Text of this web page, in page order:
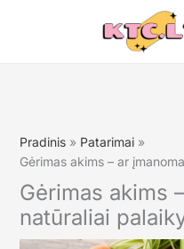
Pradinis
Patarimai
Gėrimas akims – ar
Gėrimas akims
natūraliai